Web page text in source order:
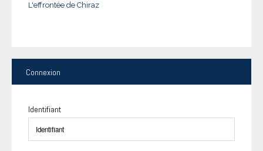
L'effrontée de Chiraz
Connexion
Identifiant